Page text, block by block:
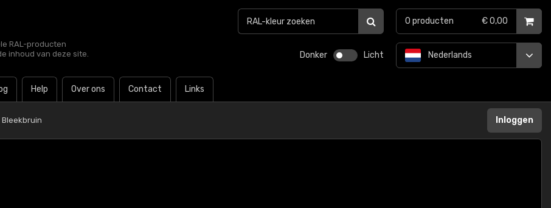
RAL-producten
inhoud van deze site.
Donker Licht
Help Over ons Contact Links
Nederlands
0 producten € 0,00
Bleekbruin Inloggen